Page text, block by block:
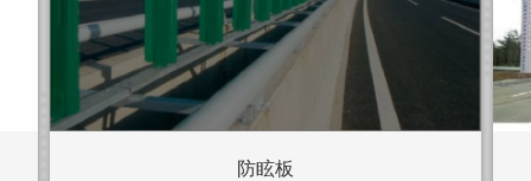
防眩板